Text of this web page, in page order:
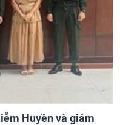
Huyền và giám